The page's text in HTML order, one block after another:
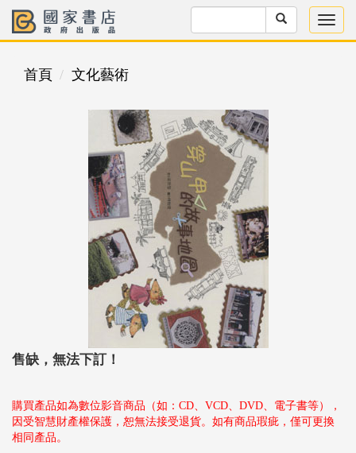
首頁 文化藝術
售缺，無法下訂！
購買產品如為數位影音商品（如：CD、VCD、DVD、電子書等），
因受智慧財產權保護，恕無法接受退貨。如有商品瑕疵，僅可更換
相同產品。